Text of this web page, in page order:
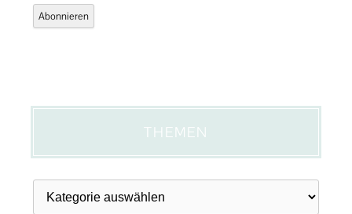
Adresse
Abonnieren
THEMEN
Themen